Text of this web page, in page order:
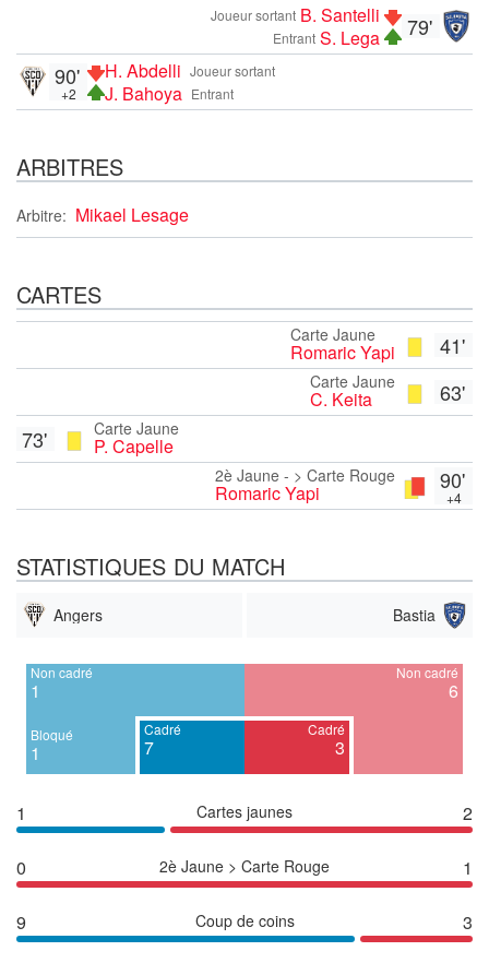
79'
Joueur sortant B. Santelli
Entrant S. Lega
Joueur sortant
H. Abdelli
Entrant
J. Bahoya
90'
+2
ARBITRES
Arbitre: Mikael Lesage
CARTES
41'
Carte Jaune
Romaric Yapi
63'
Carte Jaune
C. Keita
Carte Jaune
P. Capelle
73'
90'
+4
2è Jaune - > Carte Rouge
Romaric Yapi
STATISTIQUES DU MATCH
Angers Bastia
Non cadré
1
Bloqué
1
Cadré
7
Cadré
3
Non cadré
6
1 Cartes jaunes 2
0 2è Jaune > Carte Rouge 1
9 Coup de coins 3